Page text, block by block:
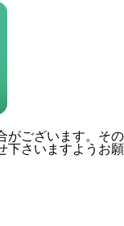
がございます。その
下さいますようお願